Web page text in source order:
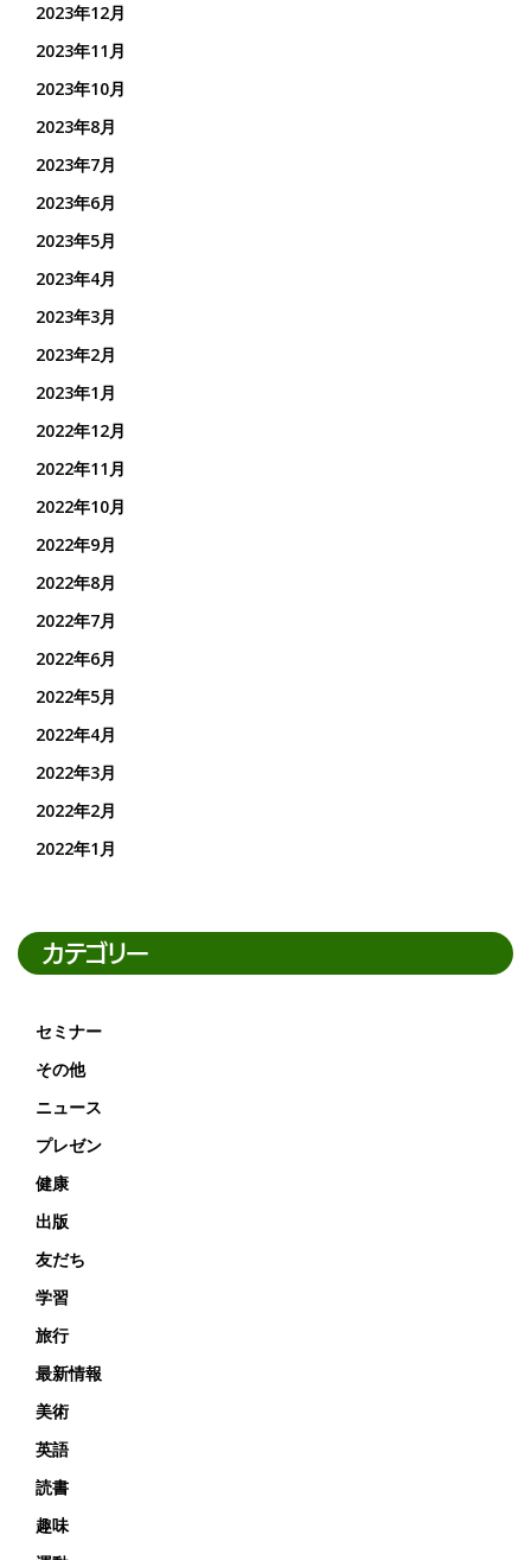
2023年12月
2023年11月
2023年10月
2023年8月
2023年7月
2023年6月
2023年5月
2023年4月
2023年3月
2023年2月
2023年1月
2022年12月
2022年11月
2022年10月
2022年9月
2022年8月
2022年7月
2022年6月
2022年5月
2022年4月
2022年3月
2022年2月
2022年1月
カテゴリー
セミナー
その他
ニュース
プレゼン
健康
出版
友だち
学習
旅行
最新情報
美術
英語
読書
趣味